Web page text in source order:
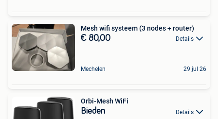
Mesh wifi systeem (3 nodes + router)
€ 80,00 Details
Mechelen 29 jul 26
Orbi-Mesh WiFi
Bieden Details